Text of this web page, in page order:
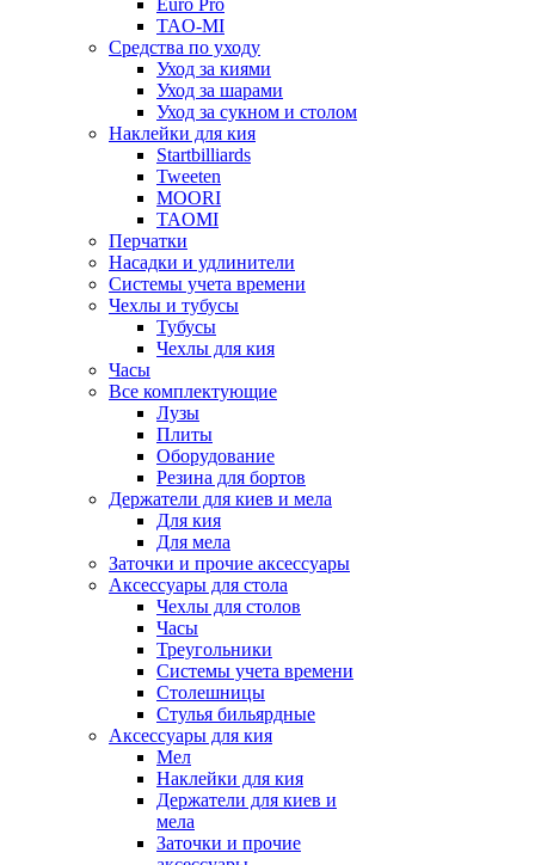
Euro Pro
TAO-MI
Средства по уходу
Уход за киями
Уход за шарами
Уход за сукном и столом
Наклейки для кия
Startbilliards
Tweeten
MOORI
TAOMI
Перчатки
Насадки и удлинители
Системы учета времени
Чехлы и тубусы
Тубусы
Чехлы для кия
Часы
Все комплектующие
Лузы
Плиты
Оборудование
Резина для бортов
Держатели для киев и мела
Для кия
Для мела
Заточки и прочие аксессуары
Аксессуары для стола
Чехлы для столов
Часы
Треугольники
Системы учета времени
Столешницы
Стулья бильярдные
Аксессуары для кия
Мел
Наклейки для кия
Держатели для киев и
мела
Заточки и прочие